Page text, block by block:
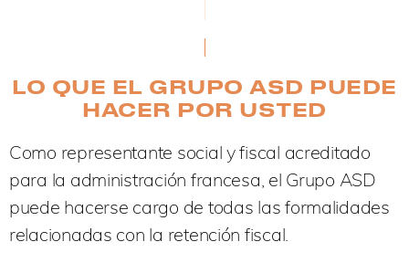
LO QUE EL GRUPO ASD PUEDE
HACER POR USTED
Como representante social y fiscal acreditado
para la administración francesa, el Grupo ASD
puede hacerse cargo de todas las formalidades
relacionadas con la retención fiscal.